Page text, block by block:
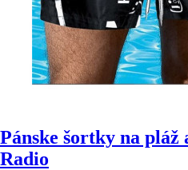
Pánske šortky na
Radio